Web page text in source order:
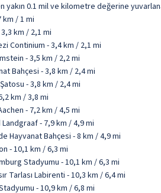
yakın 0.1 mil ve kilometre değerine
km / 1 mi
km / 2,1 mi
Continium - 3,4 km / 2,1 mi
- 3,5 km / 2,2 mi
Bahçesi - 3,8 km / 2,4 mi
- 3,8 km / 2,4 mi
km / 3,8 mi
- 7,2 km / 4,5 mi
- 7,9 km / 4,9 mi
Hayvanat Bahçesi - 8 km / 4,9 mi
- 10,1 km / 6,3 mi
Stadyumu - 10,1 km / 6,3 mi
Tarlası Labirenti - 10,3 km / 6,4 mi
- 10,9 km / 6,8 mi